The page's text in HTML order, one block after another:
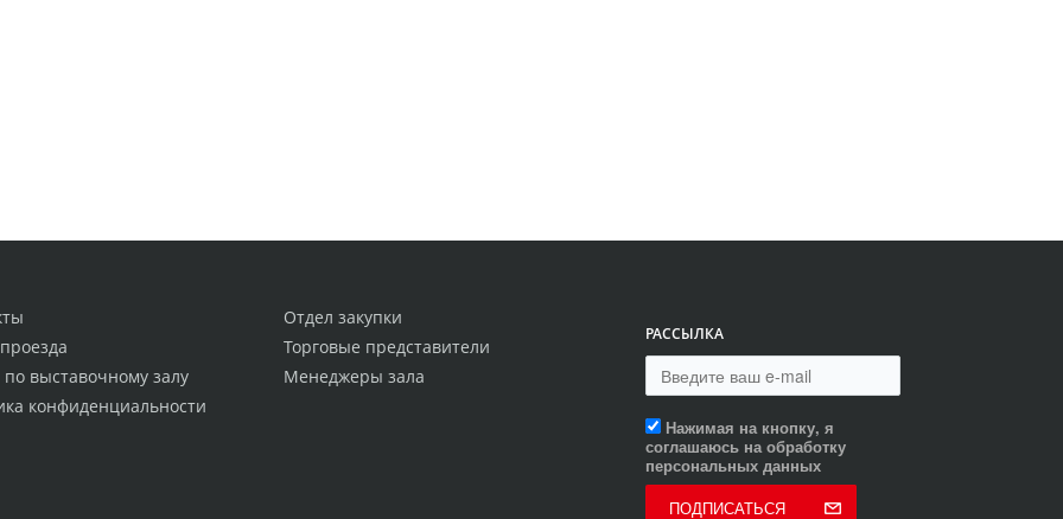
Отдел закупки
Торговые представители
Менеджеры зала
по выставочному залу
конфиденциальности
РАССЫЛКА
Нажимая на кнопку, я
соглашаюсь на обработку
персональных данных
ПОДПИСАТЬСЯ